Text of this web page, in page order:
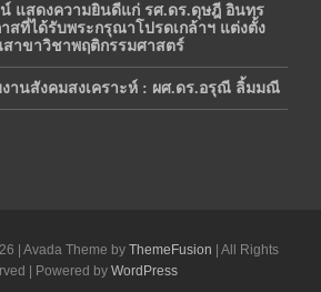
แสดงความยินดีแก่ รศ.ดร.ดุษฎี อินทร
าสที่ได้รับพระกรุณาโปรดเกล้าฯ แต่งตั้ง
สาขาวิชาพฤติกรรมศาสตร์
านสังคมสงเคราะห์ : ผศ.ดร.อรุณี ลิ้มมณี
| Avada Theme by ThemeFusion | All Rights
| Powered by WordPress